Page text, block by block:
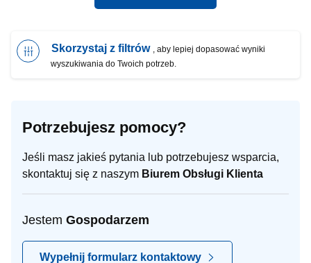
Skorzystaj z filtrów , aby lepiej dopasować wyniki
wyszukiwania do Twoich potrzeb.
Potrzebujesz pomocy?
Jeśli masz jakieś pytania lub potrzebujesz wsparcia,
skontaktuj się z naszym Biurem Obsługi Klienta
Jestem Gospodarzem
Wypełnij formularz kontaktowy